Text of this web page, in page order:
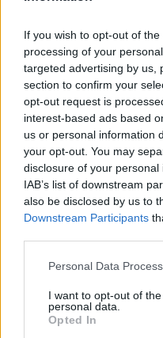
If you wish to opt-out of
processing of your
targeted advertising by us,
section to confirm your
opt-out request is
interest-based ads based
us or personal information
your opt-out. You may
disclosure of your
IAB’s list of downstream
also be disclosed by us to
Downstream Participants
Please note that this
not limited to your visit or
grant or deny consent to
use your data for below
Personal Data
I want to opt-out of
personal data.
Opted In
Championshipben, és
már kieső pozícióban
bajnokságból már
csapat játszik még
bennmaradásra hajtó
azzal a
negyedik lesz és
valamint hazai
tabella közepén
már nem lehetnek.
aranyérme jogán, de
miatt is szép
A Ferencvárosnál is